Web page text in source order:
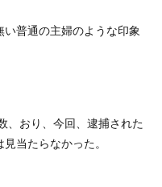
普通の主婦のような印象
、おり、今回、逮捕された
当たらなかった。